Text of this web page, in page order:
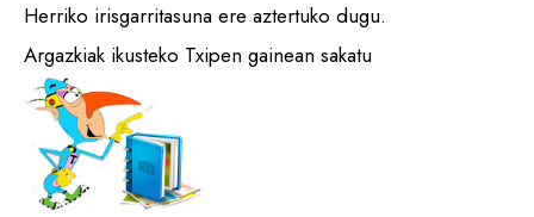
Herriko irisgarritasuna ere aztertuko dugu.
Argazkiak ikusteko Txipen gainean sakatu